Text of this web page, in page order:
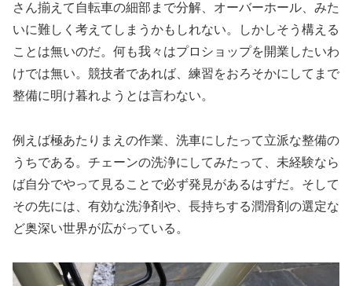
さん揃えて自転車の細部まで分解、オーバーホール、みた
いに難しく考えてしまうかもしれない。しかしそう構える
ことは無いのだ。何も我々はプロショップを開業したいわ
けでは無い。競技者であれば、練習をおろそかにしてまで
整備に明け暮れようとは言わない。
例えば極あたりまえの作業、洗車にしたって立派な整備の
うちである。チェーンの洗浄にしてみたって、未経験なら
ば自分でやって見ることで必ず発見があるはずだ。そして
その先には、有効な洗浄剤や、長持ちする潤滑剤の選定な
ど奥深い世界が広がっている。